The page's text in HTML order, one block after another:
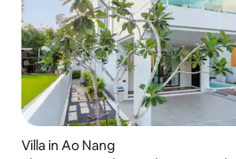
Villa in Ao Nang